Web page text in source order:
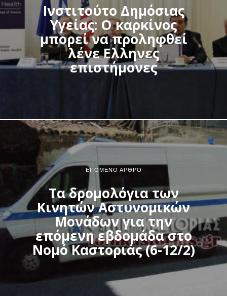
Ινστιτούτο Δημόσιας
Υγείας: Ο καρκίνος
μπορεί να προληφθεί
λένε Ελληνες
επιστήμονες
ΕΠΌΜΕΝΟ ΆΡΘΡΟ
Τα δρομολόγια των
Κινητών Αστυνομικών
Μονάδων για την
επόμενη εβδομάδα στο
Νομό Καστοριάς (6-12/2)